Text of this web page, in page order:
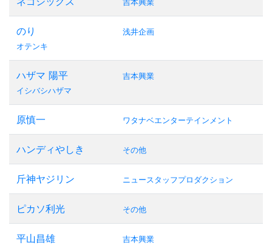
吉本興業
のり
オテンキ
浅井企画
ハザマ 陽平
イシバシハザマ
吉本興業
原慎一 ワタナベエンターテインメント
ハンディやしき その他
斤神ヤジリン ニュースタッフプロダクション
ピカソ利光 その他
平山昌雄 吉本興業